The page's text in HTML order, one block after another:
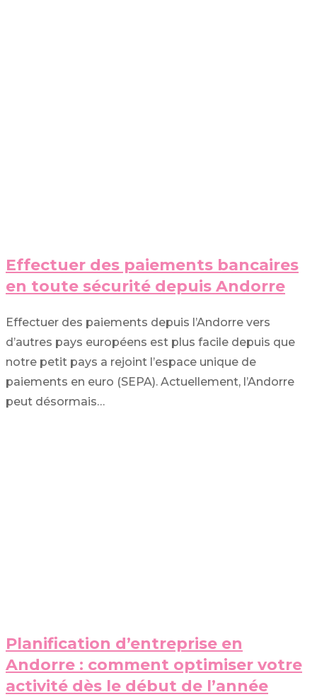
Effectuer des paiements bancaires
en toute sécurité depuis Andorre
Effectuer des paiements depuis l’Andorre vers
d’autres pays européens est plus facile depuis que
notre petit pays a rejoint l’espace unique de
paiements en euro (SEPA). Actuellement, l’Andorre
peut désormais…
Planification d’entreprise en
Andorre : comment optimiser votre
activité dès le début de l’année